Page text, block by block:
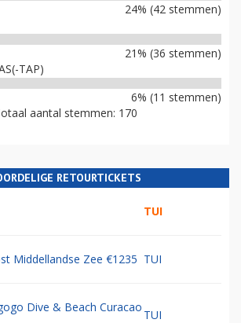
24% (42 stemmen)
21% (36 stemmen)
TAP)
6% (11 stemmen)
aantal stemmen: 170
RETOURTICKETS
TUI
Middellandse Zee €1235 TUI
Dive & Beach Curacao
TUI